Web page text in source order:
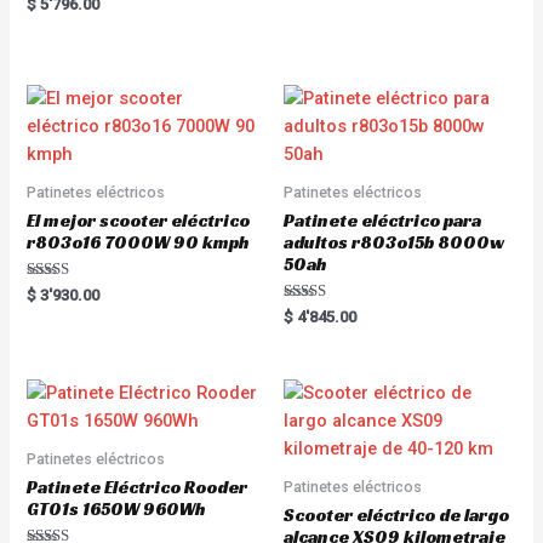
a
o
u
o
f
5
$ 5'796.00
u
t
f
Patinetes eléctricos
El mejor scooter eléctrico
r803o16 7000W 90 kmph
Rated
5.00
$ 3'930.00
Patinetes eléctricos
Patinete eléctrico para
adultos r803o15b 8000w
50ah
Rated
5.00
$ 4'845.00
Patinetes eléctricos
Patinete Eléctrico Rooder
GT01s 1650W 960Wh
Patinetes eléctricos
Scooter eléctrico de largo
alcance XS09 kilometraje